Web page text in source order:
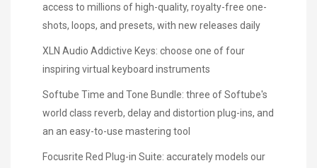
access to millions of high-quality, royalty-free one-
shots, loops, and presets, with new releases daily
XLN Audio Addictive Keys: choose one of four
inspiring virtual keyboard instruments
Softube Time and Tone Bundle: three of Softube's
world class reverb, delay and distortion plug-ins, and
an an easy-to-use mastering tool
Focusrite Red Plug-in Suite: accurately models our